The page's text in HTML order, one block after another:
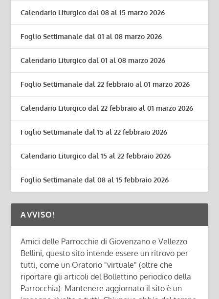
Calendario Liturgico dal 08 al 15 marzo 2026
Foglio Settimanale dal 01 al 08 marzo 2026
Calendario Liturgico dal 01 al 08 marzo 2026
Foglio Settimanale dal 22 febbraio al 01 marzo 2026
Calendario Liturgico dal 22 febbraio al 01 marzo 2026
Foglio Settimanale dal 15 al 22 febbraio 2026
Calendario Liturgico dal 15 al 22 febbraio 2026
Foglio Settimanale dal 08 al 15 febbraio 2026
AVVISO!
Amici delle Parrocchie di Giovenzano e Vellezzo
Bellini, questo sito intende essere un ritrovo per
tutti, come un Oratorio "virtuale" (oltre che
riportare gli articoli del Bollettino periodico della
Parrocchia). Mantenere aggiornato il sito è un